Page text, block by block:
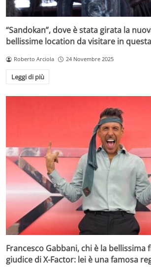
“Sandokan”, dove è stata girata la
bellissime location da visitare in
Roberto Arciola 24 Novembre 2025
Leggi di più
Francesco Gabbani, chi è la bellissima
giudice di X-Factor: lei è una famosa